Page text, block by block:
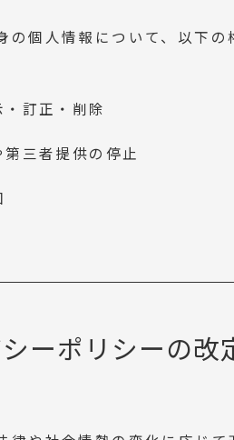
の個人情報について、以下の
訂正・削除
三者提供の停止
ーポリシーの改